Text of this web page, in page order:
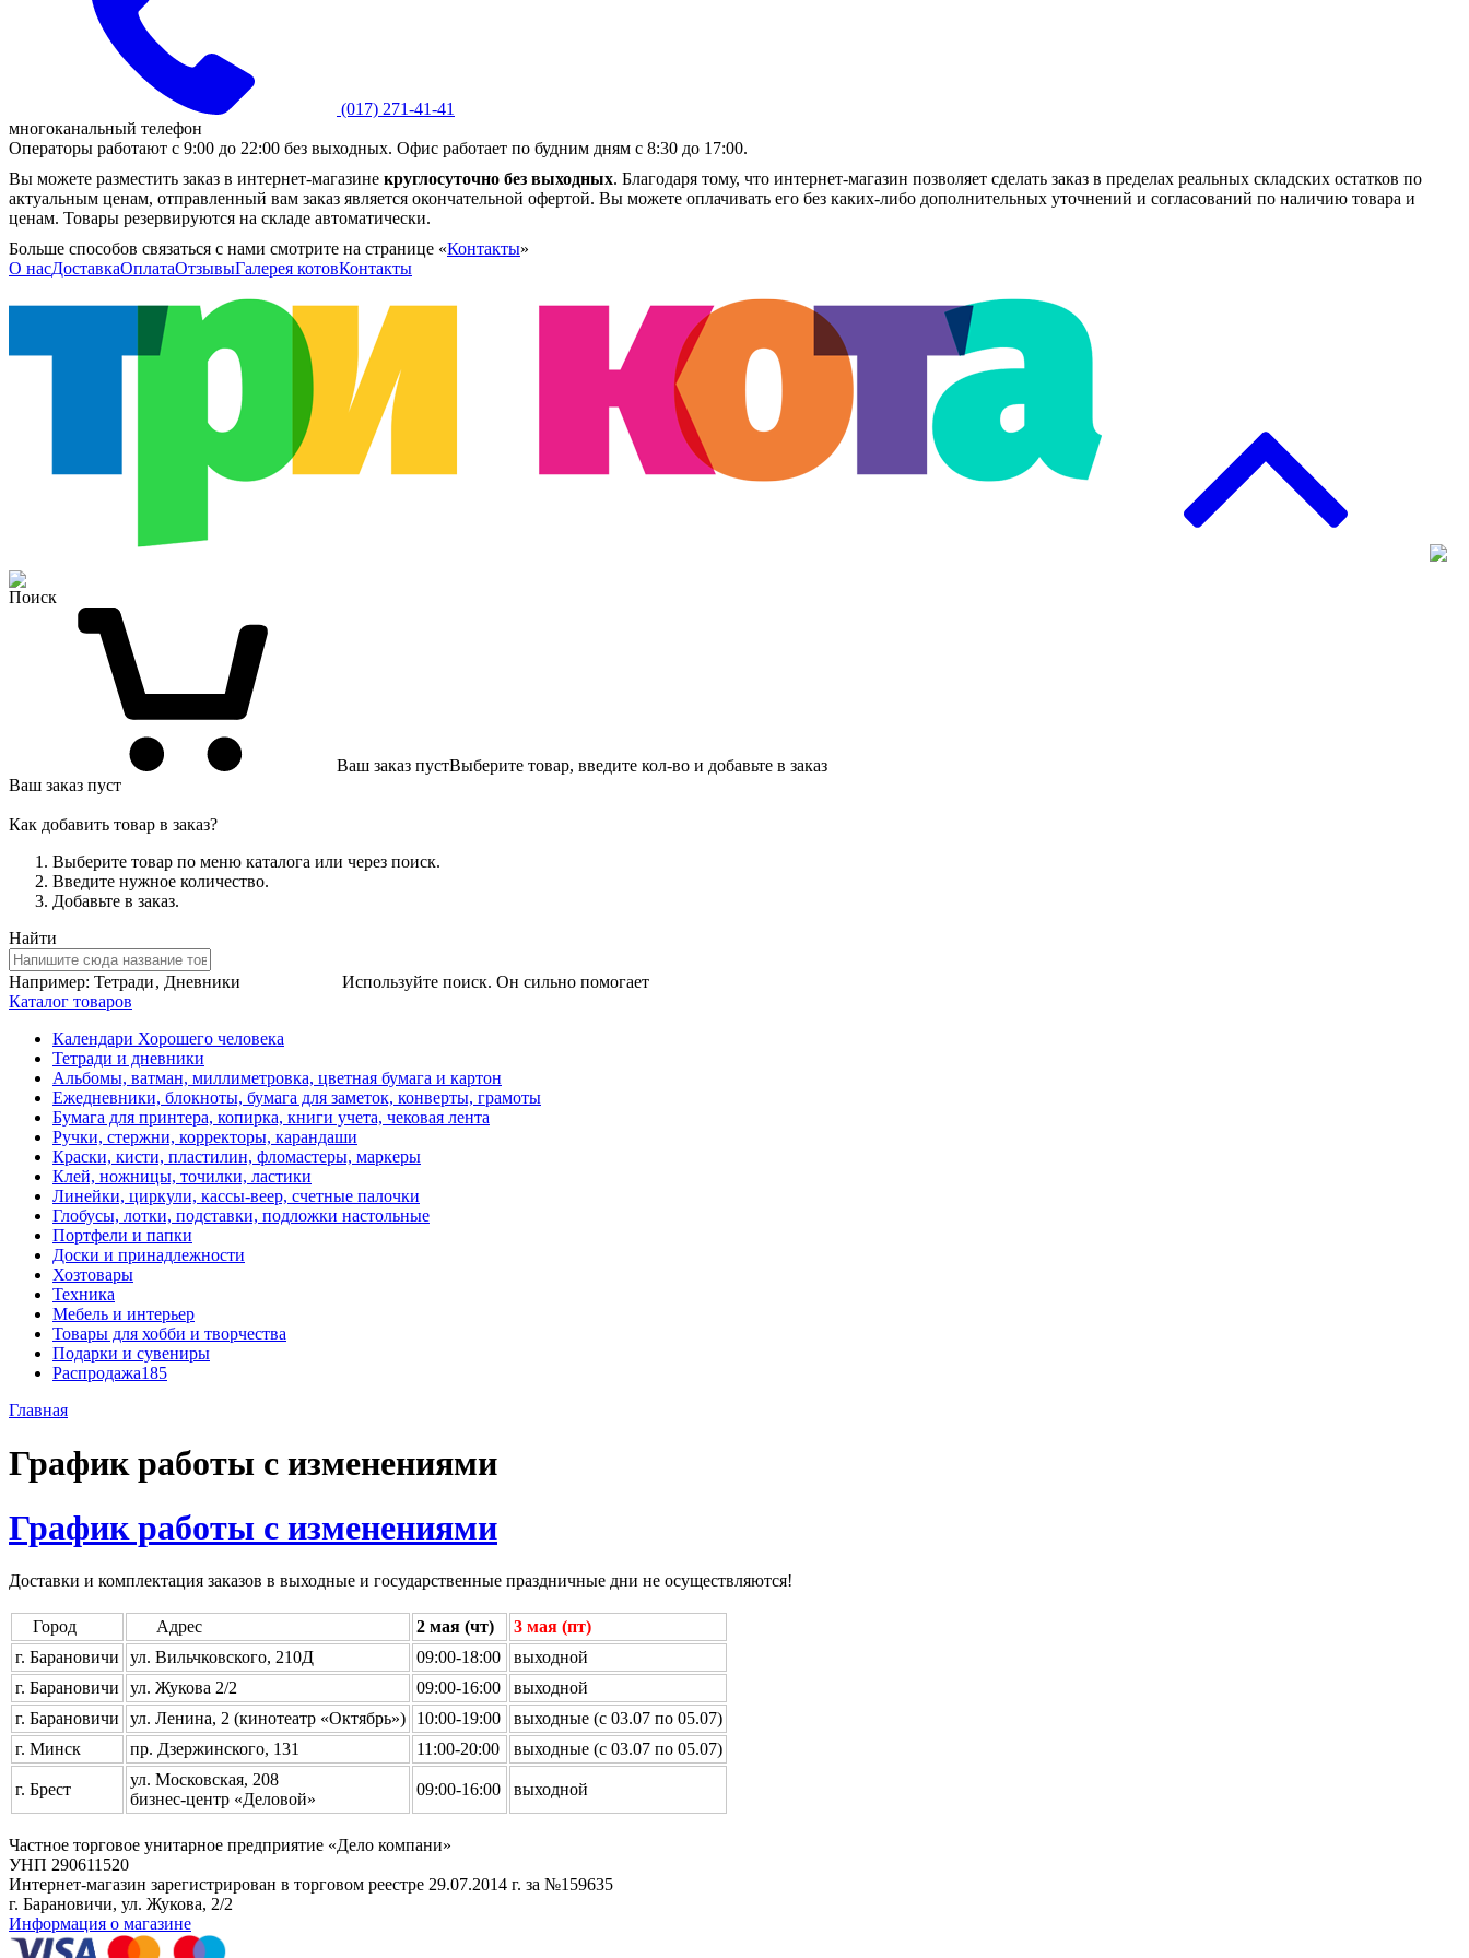
(017) 271-41-41
многоканальный телефон
Операторы работают с 9:00 до 22:00 без выходных. Офис работает по будним дням с 8:30 до 17:00.
Вы можете разместить заказ в интернет-магазине круглосуточно без выходных. Благодаря тому, что интернет-магазин позволяет сделать заказ в пределах реальных складских остатков по
актуальным ценам, отправленный вам заказ является окончательной офертой. Вы можете оплачивать его без каких-либо дополнительных уточнений и согласований по наличию товара и
ценам. Товары резервируются на складе автоматически.
Больше способов связаться с нами смотрите на странице «Контакты»
О насДоставкаОплатаОтзывыГалерея котовКонтакты
Поиск
Ваш заказ пустВыберите товар, введите кол-во и добавьте в заказ
Ваш заказ пуст
Как добавить товар в заказ?
Выберите товар по меню каталога или через поиск.
Введите нужное количество.
Добавьте в заказ.
Найти
Например: Тетради, Дневники
Используйте поиск. Он сильно помогает
Каталог товаров
Календари Хорошего человека
Тетради и дневники
Альбомы, ватман, миллиметровка, цветная бумага и картон
Ежедневники, блокноты, бумага для заметок, конверты, грамоты
Бумага для принтера, копирка, книги учета, чековая лента
Ручки, стержни, корректоры, карандаши
Краски, кисти, пластилин, фломастеры, маркеры
Клей, ножницы, точилки, ластики
Линейки, циркули, кассы-веер, счетные палочки
Глобусы, лотки, подставки, подложки настольные
Портфели и папки
Доски и принадлежности
Хозтовары
Техника
Мебель и интерьер
Товары для хобби и творчества
Подарки и сувениры
Распродажа185
Главная
График работы с изменениями
График работы с изменениями
Доставки и комплектация заказов в выходные и государственные праздничные дни не осуществляются!
Город Адрес 2 мая (чт)
3 мая (пт)
г. Барановичи
ул. Вильчковского, 210Д 09:00-18:00
выходной
г. Барановичи
ул. Жукова 2/2 09:00-16:00
выходной
г. Барановичи
ул. Ленина, 2 (кинотеатр «Октябрь») 10:00-19:00
выходные (с 03.07 по 05.07)
г. Минск
пр. Дзержинского, 131 11:00-20:00 выходные (с 03.07 по 05.07)
г. Брест
ул. Московская, 208
бизнес-центр «Деловой»
09:00-16:00 выходной
Частное торговое унитарное предприятие «Дело компани»
УНП 290611520
Интернет-магазин зарегистрирован в торговом реестре 29.07.2014 г. за №159635
г. Барановичи, ул. Жукова, 2/2
Информация о магазине